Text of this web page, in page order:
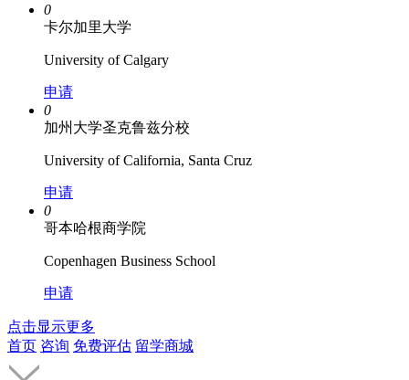
0
卡尔加里大学
University of Calgary
申请
0
加州大学圣克鲁兹分校
University of California, Santa Cruz
申请
0
哥本哈根商学院
Copenhagen Business School
申请
点击显示更多
首页 咨询 免费评估 留学商城